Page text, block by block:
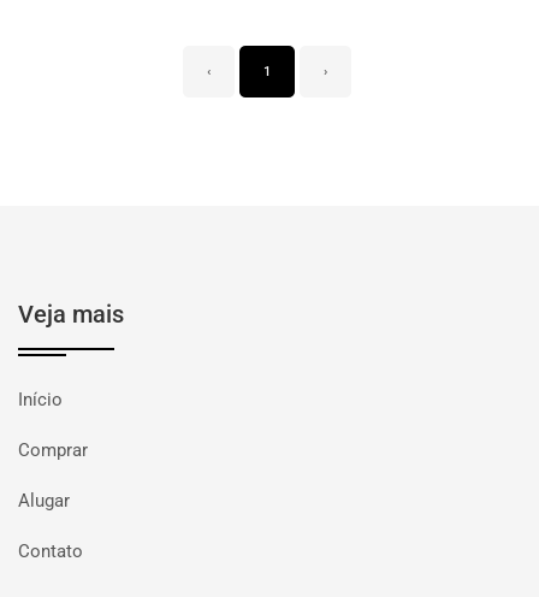
‹ 1 ›
Veja mais
Início
Comprar
Alugar
Contato